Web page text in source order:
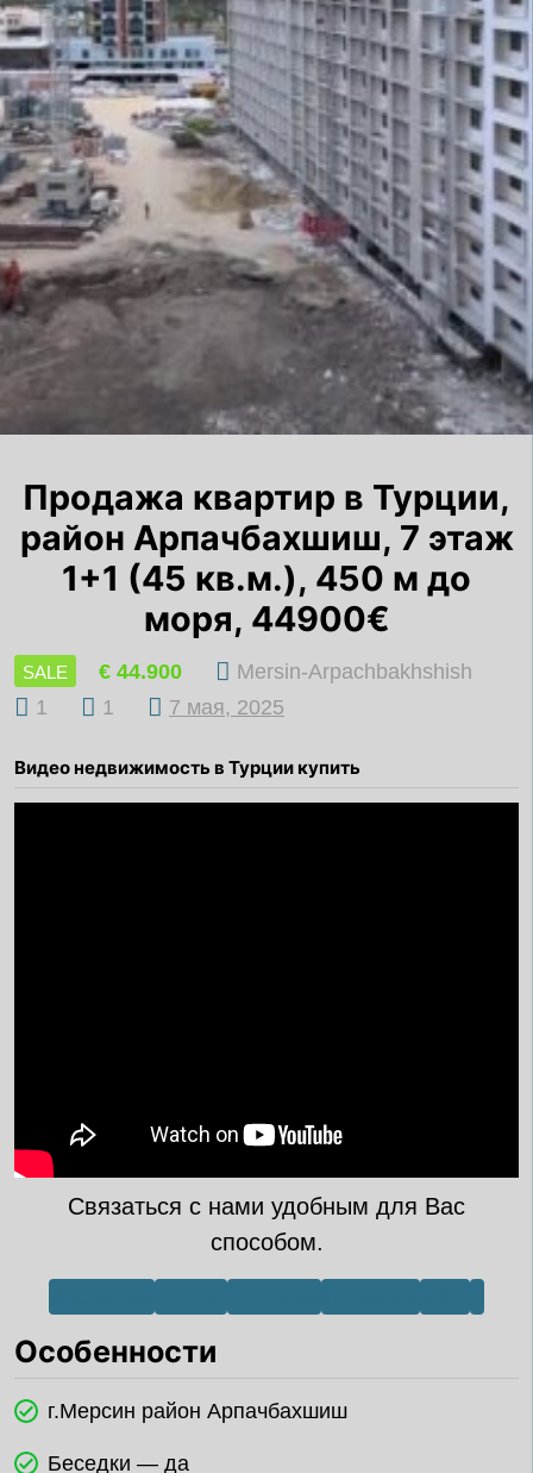
Продажа квартир в Турции,
район Арпачбахшиш, 7 этаж
1+1 (45 кв.м.), 450 м до
моря, 44900€
SALE € 44.900
Mersin-Arpachbakhshish
1
1 7 мая, 2025
Видео недвижимость в Турции купить
Связаться с нами удобным для Вас
способом.
Особенности
г.Мерсин район Арпачбахшиш
Беседки — да